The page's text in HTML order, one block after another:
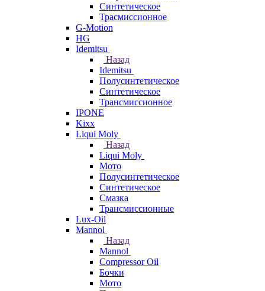
Синтетическое
Трасмиссионное
G-Motion
HG
Idemitsu
Назад
Idemitsu
Полусинтетическое
Синтетическое
Трансмиссионное
IPONE
Kixx
Liqui Moly
Назад
Liqui Moly
Мото
Полусинтетическое
Синтетическое
Смазка
Трансмиссионные
Lux-Oil
Mannol
Назад
Mannol
Compressor Oil
Бочки
Мото